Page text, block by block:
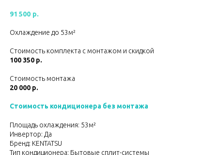
91 500 р.
Охлаждение до 53м²
Стоимость комплекта с монтажом и скидкой
100 350 р.
Стоимость монтажа
20 000 р.
Стоимость кондиционера без монтажа
Площадь охлаждения: 53м²
Инвертор: Да
Бренд: KENTATSU
Тип кондиционера: Бытовые сплит-системы